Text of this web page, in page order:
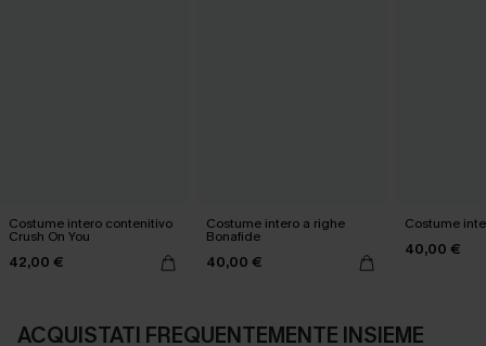
Costume intero contenitivo
Crush On You
42,00 €
Costume intero a righe
Bonafide
40,00 €
Costume
40,00 €
ACQUISTATI FREQUENTEMENTE INSIEME